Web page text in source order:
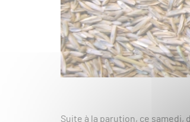
Suite à la parution, ce samedi,